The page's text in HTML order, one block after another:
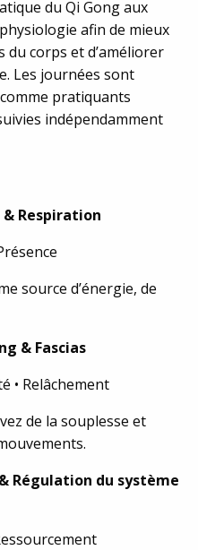
du Qi Gong aux
afin de mieux
du corps et d’améliorer
Les journées sont
pratiquants
indépendamment
& Respiration
source d’énergie, de
& Fascias
• Relâchement
de la souplesse et
Régulation du système